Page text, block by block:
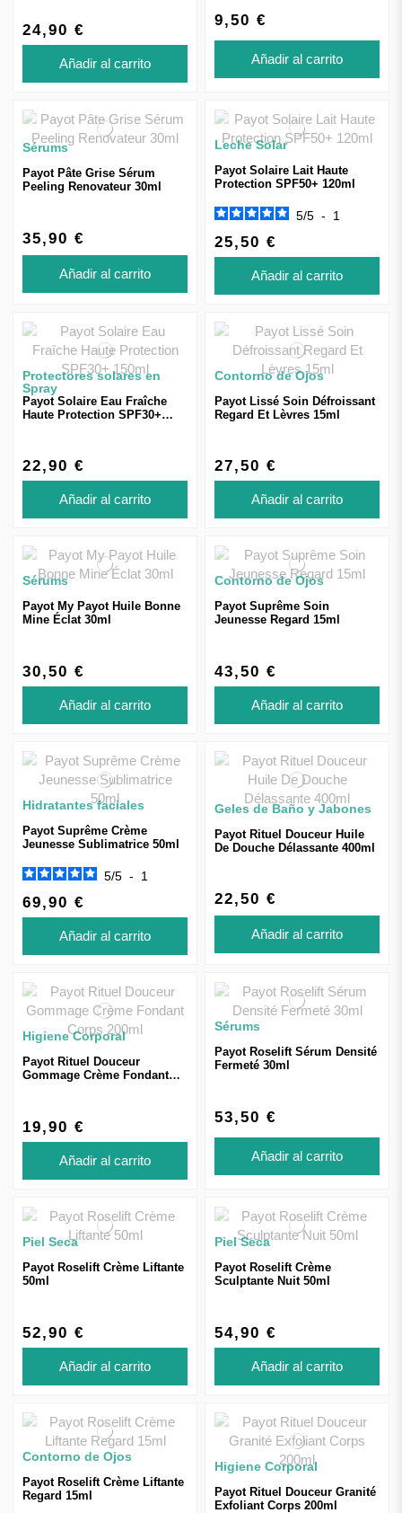
24,90 €
Añadir al carrito
9,50 €
Añadir al carrito
Sérums
Payot Pâte Grise Sérum
Peeling Renovateur 30ml
35,90 €
Añadir al carrito
Leche Solar
Payot Solaire Lait Haute
Protection SPF50+ 120ml
5/5 - 1
25,50 €
Añadir al carrito
Protectores solares en
Spray
Payot Solaire Eau Fraîche
Haute Protection SPF30+
22,90 €
Añadir al carrito
Contorno de Ojos
Payot Lissé Soin Défroissant
Regard Et Lèvres 15ml
27,50 €
Añadir al carrito
Sérums
Payot My Payot Huile Bonne
Mine Éclat 30ml
30,50 €
Añadir al carrito
Contorno de Ojos
Payot Suprême Soin
Jeunesse Regard 15ml
43,50 €
Añadir al carrito
Hidratantes faciales
Payot Suprême Crème
Jeunesse Sublimatrice 50ml
5/5 - 1
69,90 €
Añadir al carrito
Geles de Baño y Jabones
Payot Rituel Douceur Huile
De Douche Délassante 400ml
22,50 €
Añadir al carrito
Higiene Corporal
Payot Rituel Douceur
Gommage Crème Fondant
19,90 €
Añadir al carrito
Sérums
Payot Roselift Sérum Densité
Fermeté 30ml
53,50 €
Añadir al carrito
Piel Seca
Payot Roselift Crème Liftante
50ml
52,90 €
Añadir al carrito
Piel Seca
Payot Roselift Crème
Sculptante Nuit 50ml
54,90 €
Añadir al carrito
Contorno de Ojos
Payot Roselift Crème Liftante
Regard 15ml
Higiene Corporal
Payot Rituel Douceur Granité
Exfoliant Corps 200ml